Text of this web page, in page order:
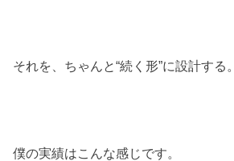
それを、ちゃんと“続く形”に設計する。
僕の実績はこんな感じです。